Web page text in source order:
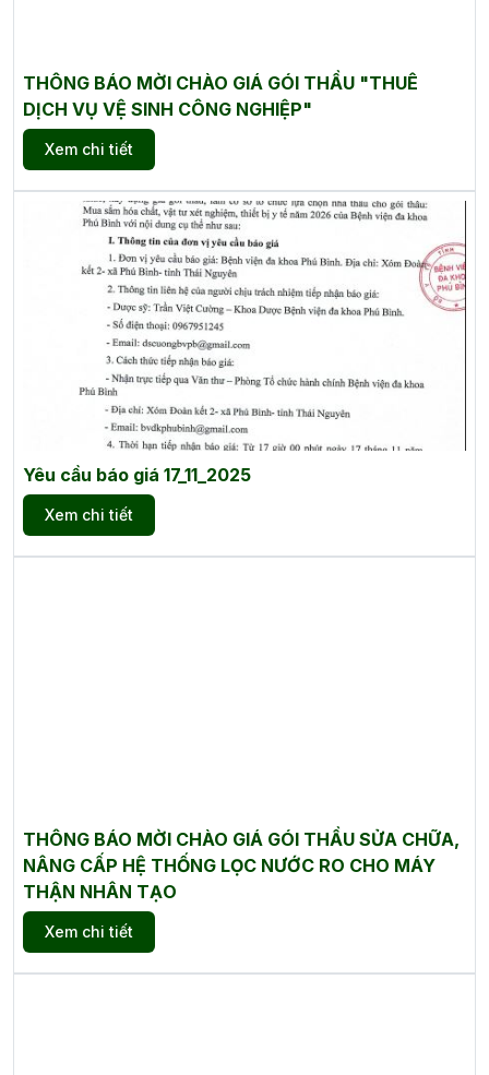
THÔNG BÁO MỜI CHÀO GIÁ GÓI THẦU "THUÊ
DỊCH VỤ VỆ SINH CÔNG NGHIỆP"
Xem chi tiết
Yêu cầu báo giá 17_11_2025
Xem chi tiết
THÔNG BÁO MỜI CHÀO GIÁ GÓI THẦU SỬA CHỮA,
NÂNG CẤP HỆ THỐNG LỌC NƯỚC RO CHO MÁY
THẬN NHÂN TẠO
Xem chi tiết